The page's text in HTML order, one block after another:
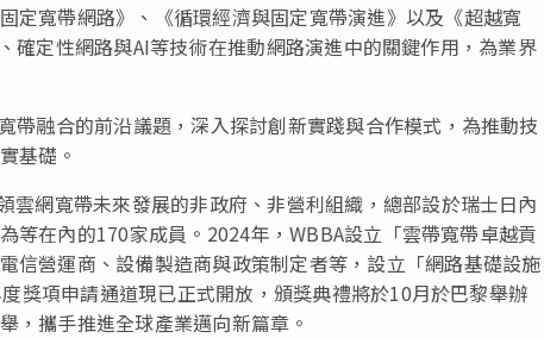
定寬帶網路》、《循環經濟與固定寬帶演進》以及《超越寬
定性網路與AI等技術在推動網路演進中的關鍵作用，為業界
融合的前沿議題，深入探討創新實踐與合作模式，為推動技
基礎。
網寬帶未來發展的非政府、非營利組織，總部設於瑞士日內
等在內的170家成員。2024年，WBBA設立「雲帶寬帶卓越貢
信營運商、設備製造商與政策制定者等，設立「網路基礎設施
獎項申請通道現已正式開放，頒獎典禮將於10月於巴黎舉辦
，攜手推進全球產業邁向新篇章。